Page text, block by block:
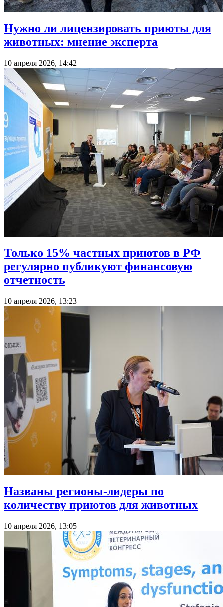
Нужно ли лицензировать приюты для
животных: мнение эксперта
10 апреля 2026, 14:42
Только 15% частных приютов в РФ
регулярно публикуют финансовую
отчетность
10 апреля 2026, 13:23
Названы регионы-лидеры по
количеству приютов для животных
10 апреля 2026, 13:05